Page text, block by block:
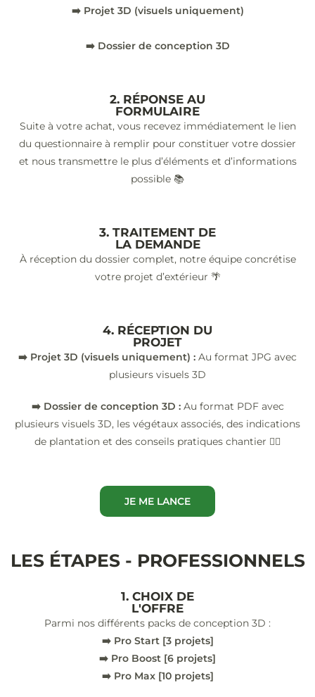
➡️ Projet 3D (visuels uniquement)
➡️ Dossier de conception 3D
2. RÉPONSE AU
FORMULAIRE
Suite à votre achat, vous recevez immédiatement le lien
du questionnaire à remplir pour constituer votre dossier
et nous transmettre le plus d’éléments et d’informations
possible 📚
3. TRAITEMENT DE
LA DEMANDE
À réception du dossier complet, notre équipe concrétise
votre projet d’extérieur 🌴
4. RÉCEPTION DU
PROJET
➡️ Projet 3D (visuels uniquement) : Au format JPG avec
plusieurs visuels 3D
➡️ Dossier de conception 3D :Au format PDF avec
plusieurs visuels 3D, les végétaux associés, des indications
de plantation et des conseils pratiques chantier 👷‍♂️
JE ME LANCE
LES ÉTAPES - PROFESSIONNELS
1. CHOIX DE
L'OFFRE
Parmi nos différents packs de conception 3D :
➡️ Pro Start [3 projets]
➡️ Pro Boost [6 projets]
➡️ Pro Max [10 projets]